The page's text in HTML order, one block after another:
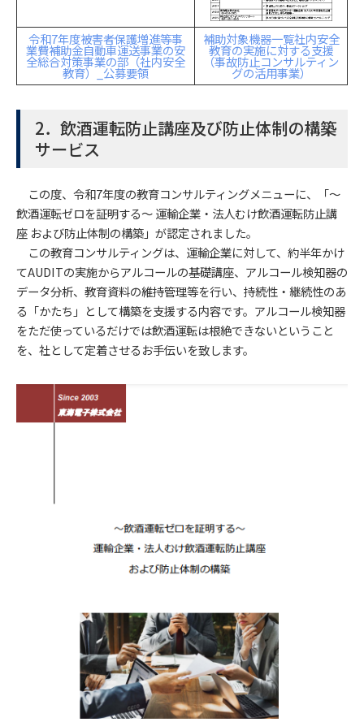
令和7年度被害者保護増進等事
業費補助金自動車運送事業の安
全総合対策事業の部（社内安全
教育）_公募要領
補助対象機器一覧社内安全
教育の実施に対する支援
（事故防止コンサルティン
グの活用事業）
2．飲酒運転防止講座及び防止体制の構築
サービス
この度、令和7年度の教育コンサルティングメニューに、「〜
飲酒運転ゼロを証明する〜 運輸企業・法⼈むけ飲酒運転防止講
座 および防止体制の構築」が認定されました。
この教育コンサルティングは、運輸企業に対して、約半年かけ
てAUDITの実施からアルコールの基礎講座、アルコール検知器の
データ分析、教育資料の維持管理等を行い、持続性・継続性のあ
る「かたち」として構築を支援する内容です。アルコール検知器
をただ使っているだけでは飲酒運転は根絶できないということ
を、社として定着させるお手伝いを致します。